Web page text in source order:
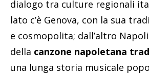
dialogo tra culture regionali
lato c’è Genova, con la sua
e cosmopolita; dall’altro
della canzone napoletana
una lunga storia musicale